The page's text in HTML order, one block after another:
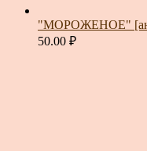
"МОРОЖЕНОЕ"
50.00 ₽